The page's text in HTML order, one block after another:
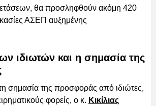
θα προσληφθούν ακόμη 420
ΑΣΕΠ αυξημένης
ιδιωτών και η σημασία της
σημασία της προσφοράς από ιδιώτες,
φορείς, ο κ. Κικίλιας